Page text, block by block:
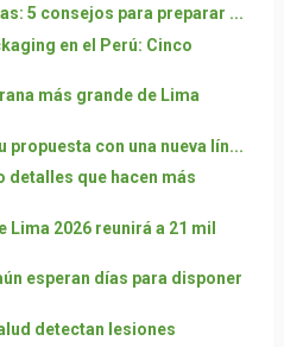
5 consejos para preparar ...
en el Perú: Cinco
más grande de Lima
propuesta con una nueva lín...
detalles que hacen más
Lima 2026 reunirá a 21 mil
esperan días para disponer
detectan lesiones